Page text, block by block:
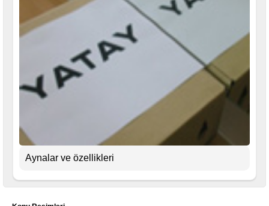
Aynalar ve özellikleri